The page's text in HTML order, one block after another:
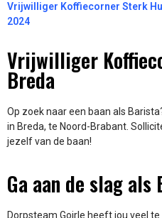
Vrijwilliger Koffiecorner Sterk
2024
Vrijwilliger
Breda
Op zoek naar een baan als
in Breda, te Noord-Brabant.
jezelf van de baan!
Ga aan de slag als
Dorpsteam Goirle heeft jou veel